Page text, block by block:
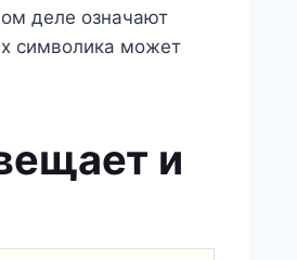
деле означают
символика может
и